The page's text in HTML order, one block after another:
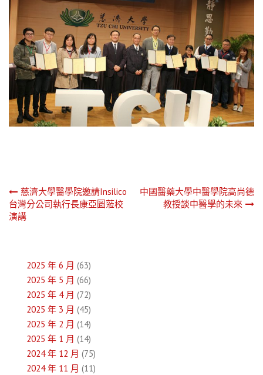
文
章
覽
慈濟大學醫學院邀請Insilico
台灣分公司執行長康亞圖蒞校
演講
中國醫藥大學中醫學院高尚德
教授談中醫學的未來
2025 年 6 月 (63)
2025 年 5 月 (66)
2025 年 4 月 (72)
2025 年 3 月 (45)
2025 年 2 月 (14)
2025 年 1 月 (14)
2024 年 12 月 (75)
2024 年 11 月 (11)